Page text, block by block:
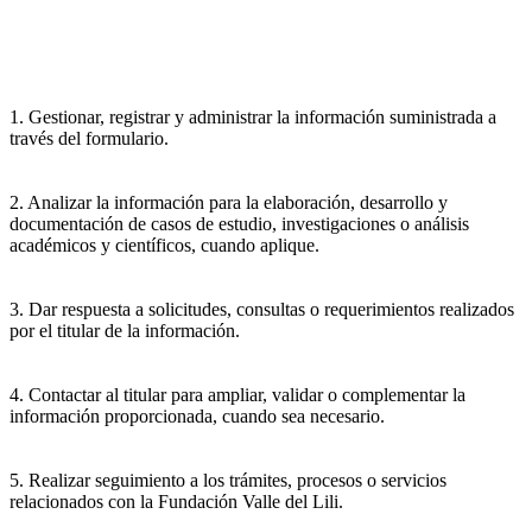
1. Gestionar, registrar y administrar la información suministrada a
través del formulario.
2. Analizar la información para la elaboración, desarrollo y
documentación de casos de estudio, investigaciones o análisis
académicos y científicos, cuando aplique.
3. Dar respuesta a solicitudes, consultas o requerimientos realizados
por el titular de la información.
4. Contactar al titular para ampliar, validar o complementar la
información proporcionada, cuando sea necesario.
5. Realizar seguimiento a los trámites, procesos o servicios
relacionados con la Fundación Valle del Lili.